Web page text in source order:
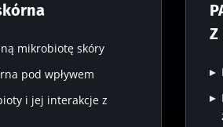
mikrobiotę skóry
pod wpływem
i jej interakcje z
Z